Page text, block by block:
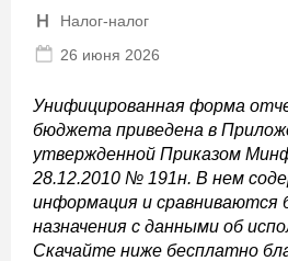
Налог-налог
26 июня 2026
Унифицированная форма
бюджета приведена в
утвержденной Приказом
28.12.2010 № 191н. В нем
информация и
назначения с данными об
Скачайте ниже бесплатно